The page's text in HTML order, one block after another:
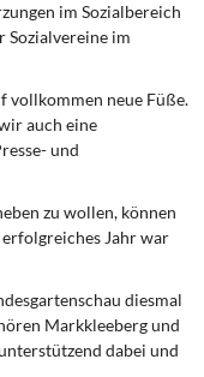
im Sozialbereich
Sozialvereine im
neue Füße.
auch eine
und
zu wollen, können
erfolgreiches Jahr war
diesmal
Markkleeberg und
dabei und